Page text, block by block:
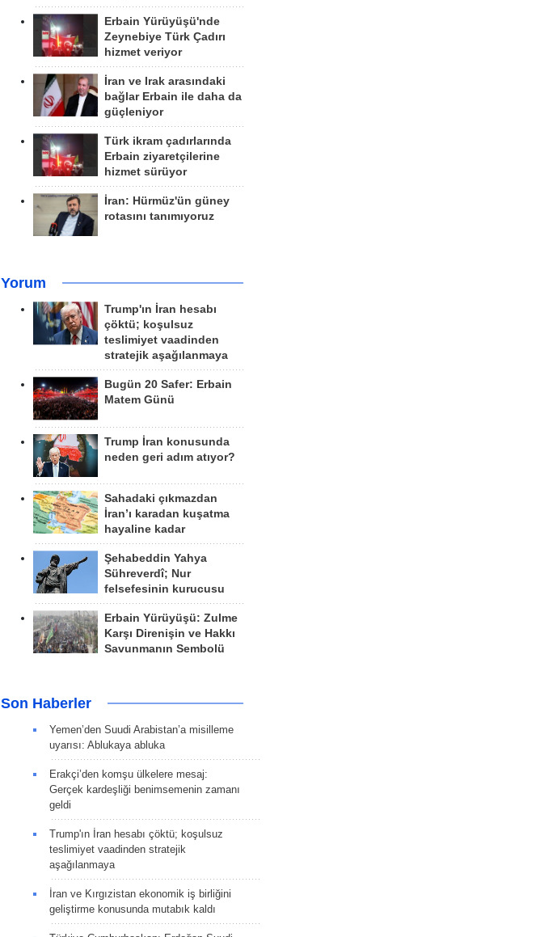
Erbain Yürüyüşü'nde
Zeynebiye Türk Çadırı
hizmet veriyor
İran ve Irak arasındaki
bağlar Erbain ile daha da
güçleniyor
Türk ikram çadırlarında
Erbain ziyaretçilerine
hizmet sürüyor
İran: Hürmüz'ün güney
rotasını tanımıyoruz
Yorum
Trump'ın İran hesabı
çöktü; koşulsuz
teslimiyet vaadinden
stratejik aşağılanmaya
Bugün 20 Safer: Erbain
Matem Günü
Trump İran konusunda
neden geri adım atıyor?
Sahadaki çıkmazdan
İran’ı karadan kuşatma
hayaline kadar
Şehabeddin Yahya
Sühreverdî; Nur
felsefesinin kurucusu
Erbain Yürüyüşü: Zulme
Karşı Direnişin ve Hakkı
Savunmanın Sembolü
Son Haberler
Yemen’den Suudi Arabistan’a misilleme
uyarısı: Ablukaya abluka
Erakçi’den komşu ülkelere mesaj:
Gerçek kardeşliği benimsemenin zamanı
geldi
Trump'ın İran hesabı çöktü; koşulsuz
teslimiyet vaadinden stratejik
aşağılanmaya
İran ve Kırgızistan ekonomik iş birliğini
geliştirme konusunda mutabık kaldı